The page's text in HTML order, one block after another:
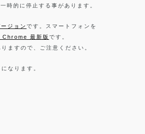
時的に停止する事があります。
ジョン です。スマートフォンを
最新版 です。
ますので、ご注意ください。
なります。